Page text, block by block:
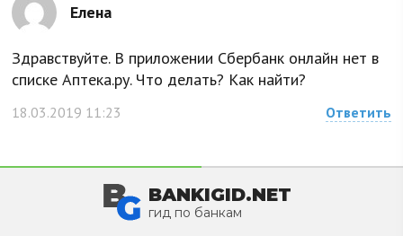
Елена
Здравствуйте. В приложении Сбербанк онлайн нет в
списке Аптека.ру. Что делать? Как найти?
18.03.2019 11:23 Ответить
BANKIGID.NET
гид по банкам